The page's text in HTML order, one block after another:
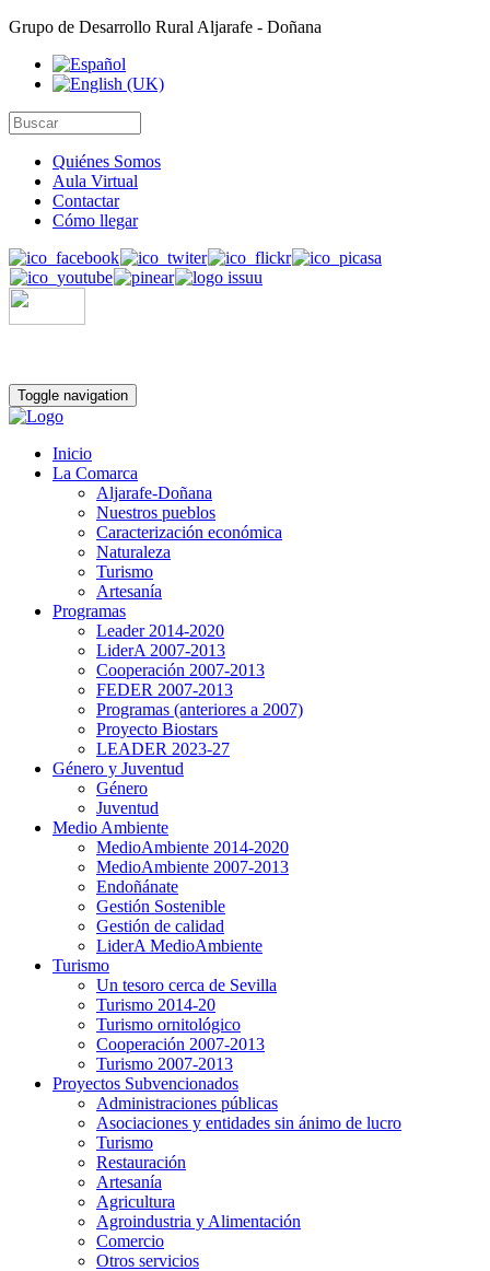
Grupo de Desarrollo Rural Aljarafe - Doñana
Quiénes Somos
Aula Virtual
Contactar
Cómo llegar
Toggle navigation
Inicio
La Comarca
Aljarafe-Doñana
Nuestros pueblos
Caracterización económica
Naturaleza
Turismo
Artesanía
Programas
Leader 2014-2020
LiderA 2007-2013
Cooperación 2007-2013
FEDER 2007-2013
Programas (anteriores a 2007)
Proyecto Biostars
LEADER 2023-27
Género y Juventud
Género
Juventud
Medio Ambiente
MedioAmbiente 2014-2020
MedioAmbiente 2007-2013
Endoñánate
Gestión Sostenible
Gestión de calidad
LiderA MedioAmbiente
Turismo
Un tesoro cerca de Sevilla
Turismo 2014-20
Turismo ornitológico
Cooperación 2007-2013
Turismo 2007-2013
Proyectos Subvencionados
Administraciones públicas
Asociaciones y entidades sin ánimo de lucro
Turismo
Restauración
Artesanía
Agricultura
Agroindustria y Alimentación
Comercio
Otros servicios